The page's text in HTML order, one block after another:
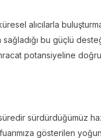
alıcılarla
bu güçlü
potansiyeline
süredir sürdürdüğümüz
gösterilen